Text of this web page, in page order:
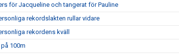
för Jacqueline och tangerat för Pauline
rekordslakten rullar vidare
rekordens kväll
100m